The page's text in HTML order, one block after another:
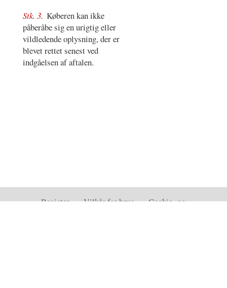
Stk. 3. Køberen kan ikke
påberåbe sig en urigtig eller
vildledende oplysning, der er
blevet rettet senest ved
indgåelsen af aftalen.
Register–Vilkår for brug–Cookie- og